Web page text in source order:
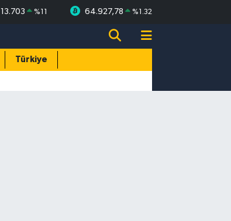
13.703 %11 64.927,78 %1.32
Türkiye